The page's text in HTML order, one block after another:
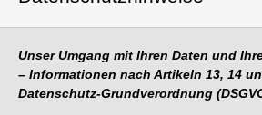
Unser Umgang mit Ihren Daten und
– Informationen nach Artikeln 13, 14
Datenschutz-Grundverordnung